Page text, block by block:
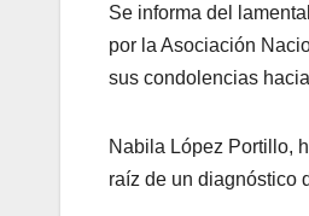
Se informa del
por la Asociación
sus condolencias
Nabila López Portillo,
raíz de un diagnóstico